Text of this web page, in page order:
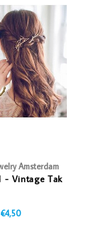
Amsterdam
- Vintage Tak
€4,50